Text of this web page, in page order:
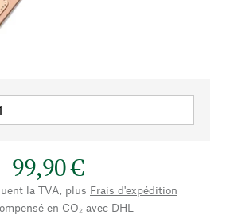
99,90 €
la TVA, plus Frais d'expédition
en CO₂ avec DHL